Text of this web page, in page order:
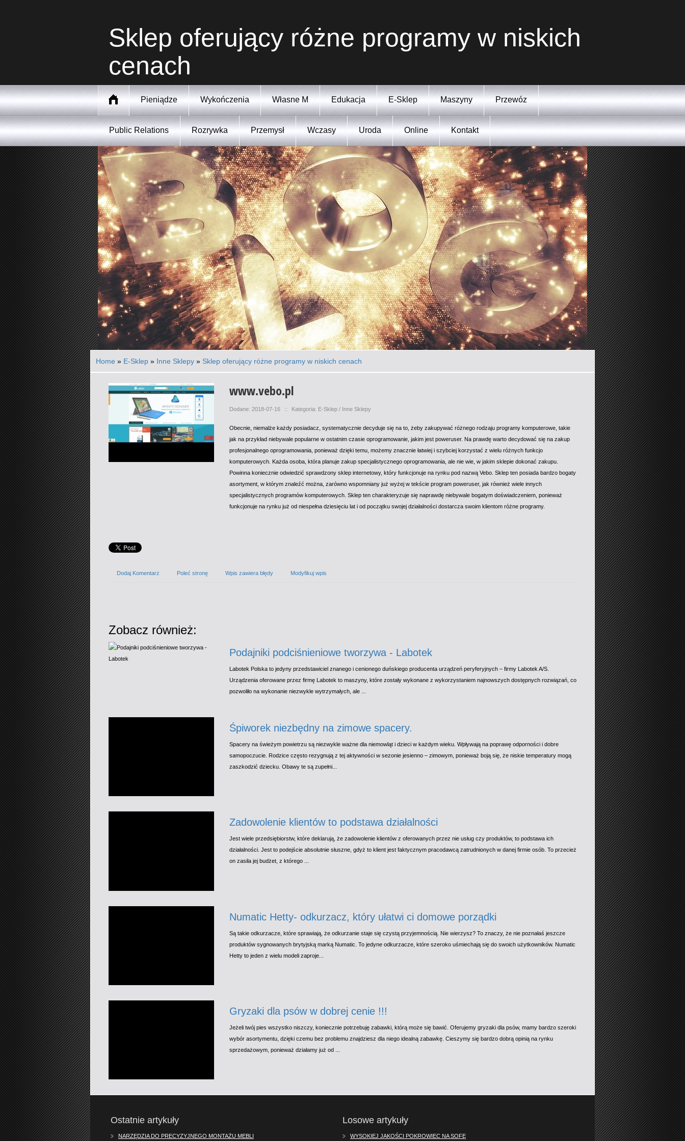
Sklep oferujący różne programy w niskich
cenach
Pieniądze Wykończenia Własne M Edukacja E-Sklep Maszyny Przewóz
Public Relations Rozrywka Przemysł Wczasy Uroda Online Kontakt
Home » E-Sklep » Inne Sklepy » Sklep oferujący różne programy w niskich cenach
www.vebo.pl
Dodane: 2018-07-16 :: Kategoria: E-Sklep / Inne Sklepy
Obecnie, niemalże każdy posiadacz, systematycznie decyduje się na to, żeby zakupywać różnego rodzaju programy komputerowe, takie
jak na przykład niebywale popularne w ostatnim czasie oprogramowanie, jakim jest poweruser. Na prawdę warto decydować się na zakup
profesjonalnego oprogramowania, ponieważ dzięki temu, możemy znacznie łatwiej i szybciej korzystać z wielu różnych funkcjo
komputerowych. Każda osoba, która planuje zakup specjalistycznego oprogramowania, ale nie wie, w jakim sklepie dokonać zakupu.
Powinna koniecznie odwiedzić sprawdzony sklep internetowy, który funkcjonuje na rynku pod nazwą Vebo. Sklep ten posiada bardzo bogaty
asortyment, w którym znaleźć można, zarówno wspomniany już wyżej w tekście program poweruser, jak również wiele innych
specjalistycznych programów komputerowych. Sklep ten charakteryzuje się naprawdę niebywale bogatym doświadczeniem, ponieważ
funkcjonuje na rynku już od niespełna dziesięciu lat i od początku swojej działalności dostarcza swoim klientom różne programy.
Dodaj Komentarz Poleć stronę Wpis zawiera błędy Modyfikuj wpis
Zobacz również:
Podajniki podciśnieniowe tworzywa - Labotek
Labotek Polska to jedyny przedstawiciel znanego i cenionego duńskiego producenta urządzeń peryferyjnych – firmy Labotek A/S.
Urządzenia oferowane przez firmę Labotek to maszyny, które zostały wykonane z wykorzystaniem najnowszych dostępnych rozwiązań, co
pozwoliło na wykonanie niezwykle wytrzymałych, ale ...
Śpiworek niezbędny na zimowe spacery.
Spacery na świeżym powietrzu są niezwykle ważne dla niemowląt i dzieci w każdym wieku. Wpływają na poprawę odporności i dobre
samopoczucie. Rodzice często rezygnują z tej aktywności w sezonie jesienno – zimowym, ponieważ boją się, że niskie temperatury mogą
zaszkodzić dziecku. Obawy te są zupełni...
Zadowolenie klientów to podstawa działalności
Jest wiele przedsiębiorstw, które deklarują, że zadowolenie klientów z oferowanych przez nie usług czy produktów, to podstawa ich
działalności. Jest to podejście absolutnie słuszne, gdyż to klient jest faktycznym pracodawcą zatrudnionych w danej firmie osób. To przecież
on zasila jej budżet, z którego ...
Numatic Hetty- odkurzacz, który ułatwi ci domowe porządki
Są takie odkurzacze, które sprawiają, że odkurzanie staje się czystą przyjemnością. Nie wierzysz? To znaczy, że nie poznałaś jeszcze
produktów sygnowanych brytyjską marką Numatic. To jedyne odkurzacze, które szeroko uśmiechają się do swoich użytkowników. Numatic
Hetty to jeden z wielu modeli zaproje...
Gryzaki dla psów w dobrej cenie !!!
Jeżeli twój pies wszystko niszczy, koniecznie potrzebuję zabawki, którą może się bawić. Oferujemy gryzaki dla psów, mamy bardzo szeroki
wybór asortymentu, dzięki czemu bez problemu znajdziesz dla niego idealną zabawkę. Cieszymy się bardzo dobrą opinią na rynku
sprzedażowym, ponieważ działamy już od ...
Ostatnie artykuły
NARZĘDZIA DO PRECYZYJNEGO MONTAŻU MEBLI
Losowe artykuły
WYSOKIEJ JAKOŚCI POKROWIEC NA SOFĘ